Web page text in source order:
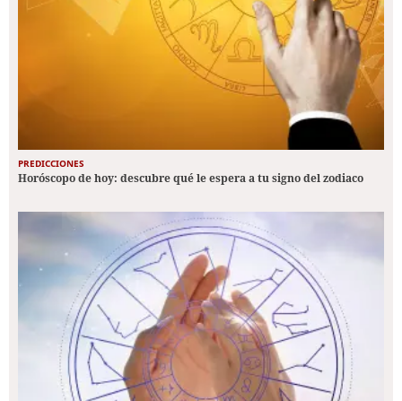
PREDICCIONES
Horóscopo de hoy: descubre qué le espera a tu signo del zodiaco